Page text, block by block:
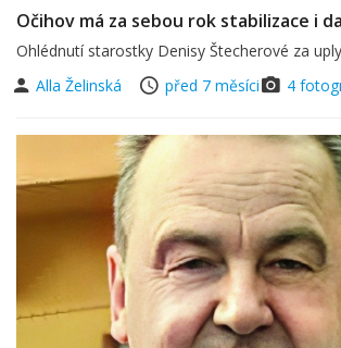
Očihov má za sebou rok stabilizace i
Ohlédnutí starostky Denisy Štecherové za
Alla Želinská
před 7 měsíci 4